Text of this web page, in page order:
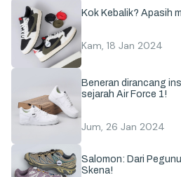
Kok Kebalik? Apasih
Kam, 18 Jan 2024
Beneran dirancang
sejarah Air Force 1!
Jum, 26 Jan 2024
Salomon: Dari
Skena!